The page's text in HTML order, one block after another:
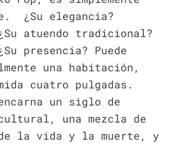
¿Su elegancia?
atuendo tradicional?
presencia? Puede
una habitación,
cuatro pulgadas.
un siglo de
una mezcla de
la vida y la muerte, y